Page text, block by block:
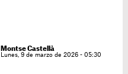
Montse Castellà
Lunes, 9 de marzo de 2026 - 05:30